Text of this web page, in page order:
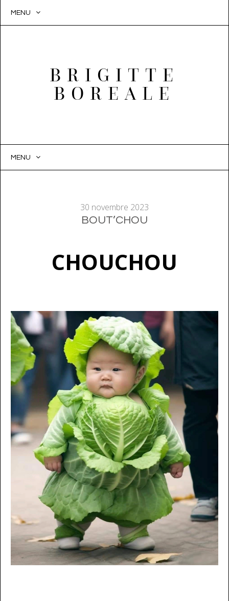
MENU
BRIGITTE
BOREALE
MENU
30 novembre 2023
BOUT’CHOU
CHOUCHOU